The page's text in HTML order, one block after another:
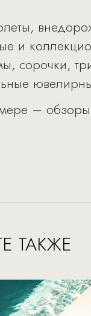
и
сорочки,
– обзоры
ТАКЖЕ